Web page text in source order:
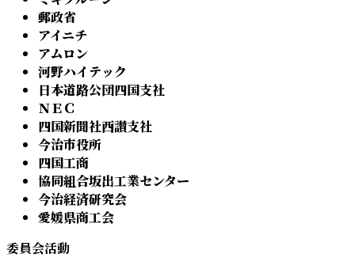
郵政省
アイニチ
アムロン
河野ハイテック
日本道路公団四国支社
ＮＥＣ
四国新聞社西讃支社
今治市役所
四国工商
協同組合坂出工業センター
今治経済研究会
愛媛県商工会
委員会活動